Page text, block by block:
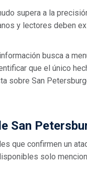
supera a la
y lectores deben
busca a
que el único
sobre San
San
que confirmen un
solo